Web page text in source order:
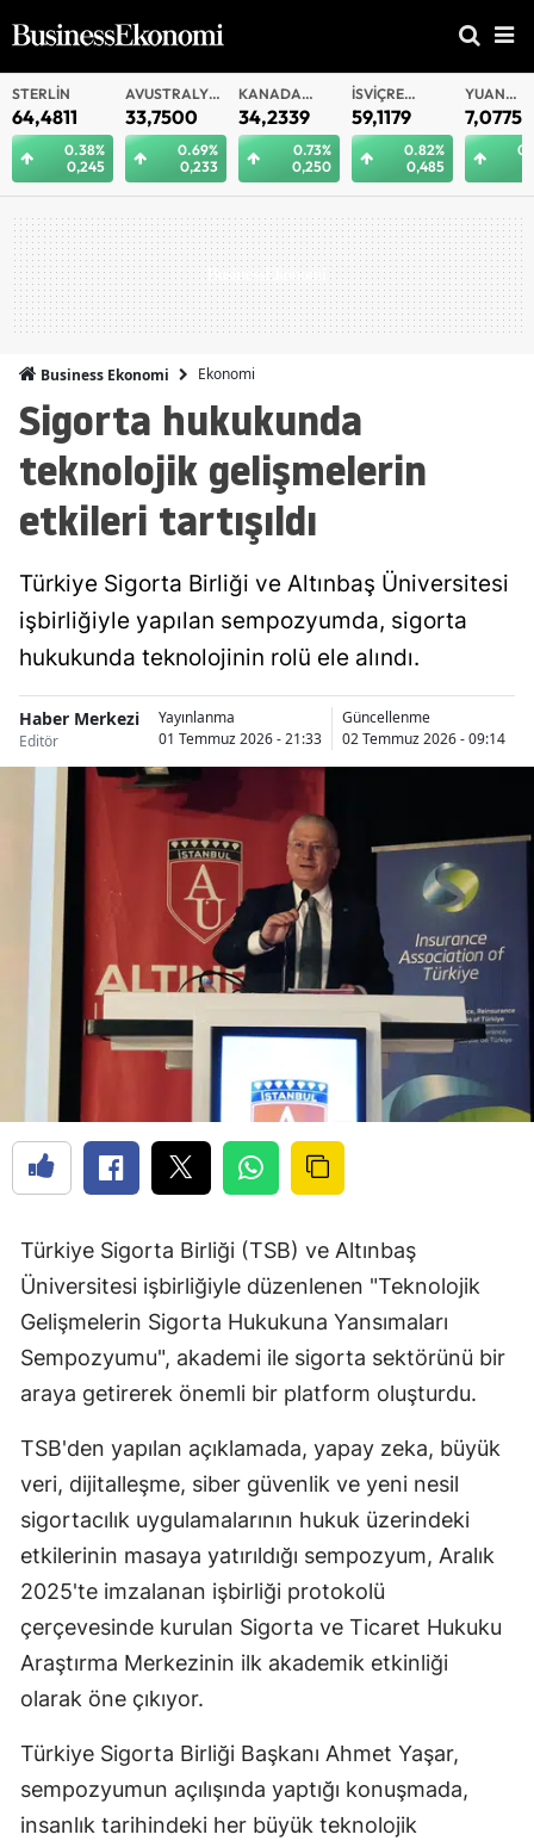
AVUSTRALYA
DOLARI
33,7500
0.69%
0,233
KANADA
DOLARI
34,2339
0.73%
0,250
İSVIÇRE
FRANKI
59,1179
0.82%
0,485
YUAN
OFFSHORE
7,0775
0.29%
0,021
YUAN
7,0812
Business Ekonomi Ekonomi
Sigorta hukukunda
teknolojik gelişmelerin
etkileri tartışıldı
Türkiye Sigorta Birliği ve Altınbaş Üniversitesi
işbirliğiyle yapılan sempozyumda, sigorta
hukukunda teknolojinin rolü ele alındı.
Haber Merkezi
Editör
Yayınlanma
01 Temmuz 2026 - 21:33
Güncellenme
02 Temmuz 2026 - 09:14
Türkiye Sigorta Birliği (TSB) ve Altınbaş
Üniversitesi işbirliğiyle düzenlenen "Teknolojik
Gelişmelerin Sigorta Hukukuna Yansımaları
Sempozyumu", akademi ile sigorta sektörünü bir
araya getirerek önemli bir platform oluşturdu.
TSB'den yapılan açıklamada, yapay zeka, büyük
veri, dijitalleşme, siber güvenlik ve yeni nesil
sigortacılık uygulamalarının hukuk üzerindeki
etkilerinin masaya yatırıldığı sempozyum, Aralık
2025'te imzalanan işbirliği protokolü
çerçevesinde kurulan Sigorta ve Ticaret Hukuku
Araştırma Merkezinin ilk akademik etkinliği
olarak öne çıkıyor.
Türkiye Sigorta Birliği Başkanı Ahmet Yaşar,
sempozyumun açılışında yaptığı konuşmada,
insanlık tarihindeki her büyük teknolojik